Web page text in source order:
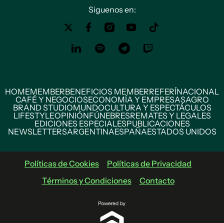
Siguenos en:
HOMEMEMBERBENEFICIOS MEMBERREFERÍNACIONAL
CAFÉ Y NEGOCIOSECONOMÍA Y EMPRESASAGRO
BRAND STUDIOMUNDOCULTURA Y ESPECTÁCULOS
LIFESTYLEOPINIÓNFÚNEBRESREMATES Y LEGALES
EDICIONES ESPECIALESPUBLICACIONES
NEWSLETTERSARGENTINAESPAÑAESTADOS UNIDOS
Políticas de Cookies
Políticas de Privacidad
Términos y Condiciones
Contacto